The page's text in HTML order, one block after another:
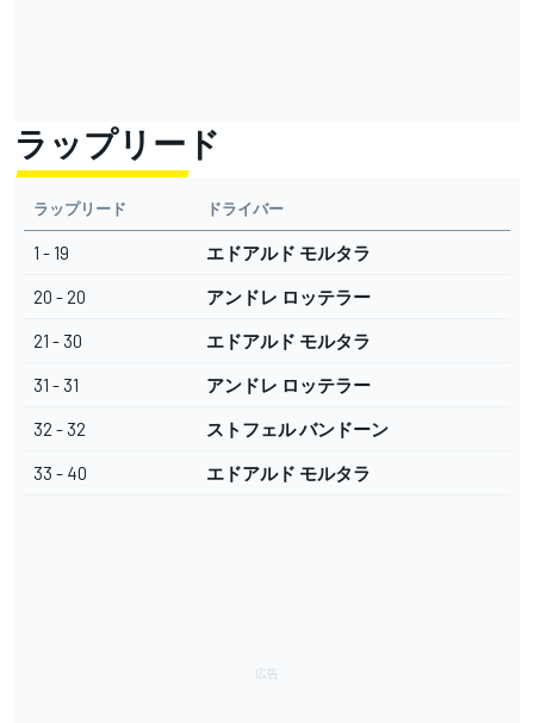
ラップリード
ラップリード ドライバー
1 - 19 エドアルド モルタラ
20 - 20 アンドレ ロッテラー
21 - 30 エドアルド モルタラ
31 - 31 アンドレ ロッテラー
32 - 32 ストフェル バンドーン
33 - 40 エドアルド モルタラ